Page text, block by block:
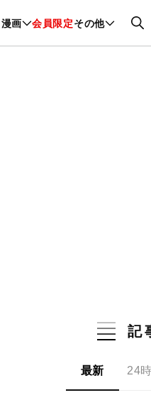
漫画 会員限定その他
ファッション 恋愛・結婚
記
最新 24